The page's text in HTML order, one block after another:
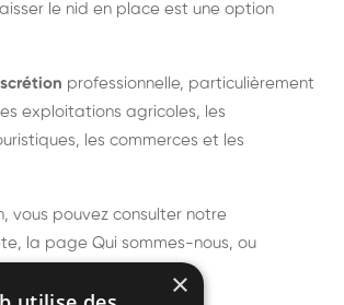
le nid en place est une option
professionnelle, particulièrement
exploitations agricoles, les
les commerces et les
vous pouvez consulter notre
, la page Qui sommes-nous, ou
×